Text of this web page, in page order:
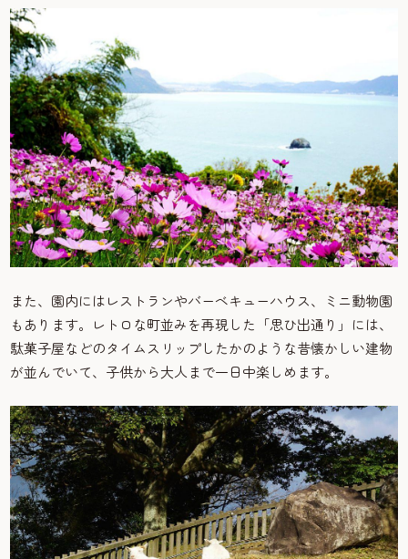
また、園内にはレストランやバーベキューハウス、ミニ動物園
もあります。レトロな町並みを再現した「思ひ出通り」には、
駄菓子屋などのタイムスリップしたかのような昔懐かしい建物
が並んでいて、子供から大人まで一日中楽しめます。